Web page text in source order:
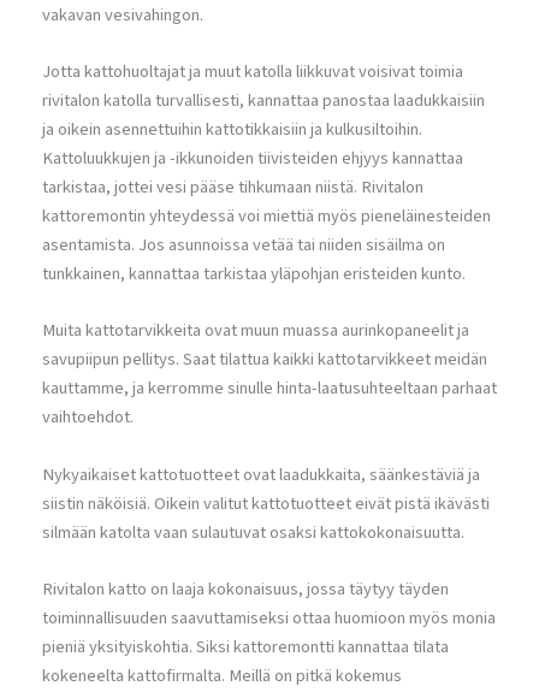
vakavan vesivahingon.
Jotta kattohuoltajat ja muut katolla liikkuvat voisivat toimia
rivitalon katolla turvallisesti, kannattaa panostaa laadukkaisiin
ja oikein asennettuihin kattotikkaisiin ja kulkusiltoihin.
Kattoluukkujen ja -ikkunoiden tiivisteiden ehjyys kannattaa
tarkistaa, jottei vesi pääse tihkumaan niistä. Rivitalon
kattoremontin yhteydessä voi miettiä myös pieneläinesteiden
asentamista. Jos asunnoissa vetää tai niiden sisäilma on
tunkkainen, kannattaa tarkistaa yläpohjan eristeiden kunto.
Muita kattotarvikkeita ovat muun muassa aurinkopaneelit ja
savupiipun pellitys. Saat tilattua kaikki kattotarvikkeet meidän
kauttamme, ja kerromme sinulle hinta-laatusuhteeltaan parhaat
vaihtoehdot.
Nykyaikaiset kattotuotteet ovat laadukkaita, säänkestäviä ja
siistin näköisiä. Oikein valitut kattotuotteet eivät pistä ikävästi
silmään katolta vaan sulautuvat osaksi kattokokonaisuutta.
Rivitalon katto on laaja kokonaisuus, jossa täytyy täyden
toiminnallisuuden saavuttamiseksi ottaa huomioon myös monia
pieniä yksityiskohtia. Siksi kattoremontti kannattaa tilata
kokeneelta kattofirmalta. Meillä on pitkä kokemus